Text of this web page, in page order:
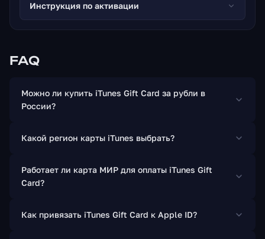
Инструкция по активации
FAQ
Можно ли купить iTunes Gift Card за рубли в
России?
Какой регион карты iTunes выбрать?
Работает ли карта МИР для оплаты iTunes Gift
Card?
Как привязать iTunes Gift Card к Apple ID?